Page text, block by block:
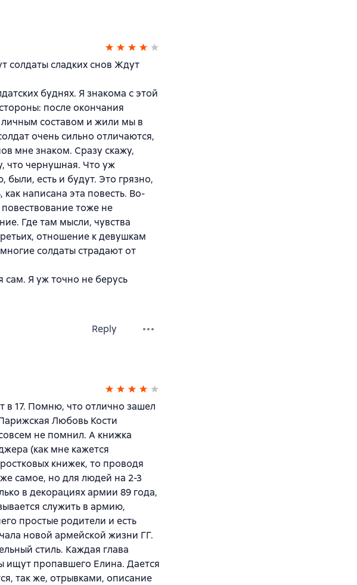
солдаты сладких снов Ждут
буднях. Я знакома с этой
после окончания
составом и жили мы в
очень сильно отличаются,
мне знаком. Сразу скажу,
что чернушная. Что уж
есть и будут. Это грязно,
написана эта повесть. Во-
тоже не
Где там мысли, чувства
отношение к девушкам
солдаты страдают от
сам. Я уж точно не берусь
Reply
в 17. Помню, что отлично зашел
Любовь Кости
не помнил. А книжка
(как мне кажется
книжек, то проводя
самое, но для людей на 2-3
в декорациях армии 89 года,
служить в армию,
простые родители и есть
новой армейской жизни ГГ.
стиль. Каждая глава
ищут пропавшего Елина. Дается
так же, отрывками, описание